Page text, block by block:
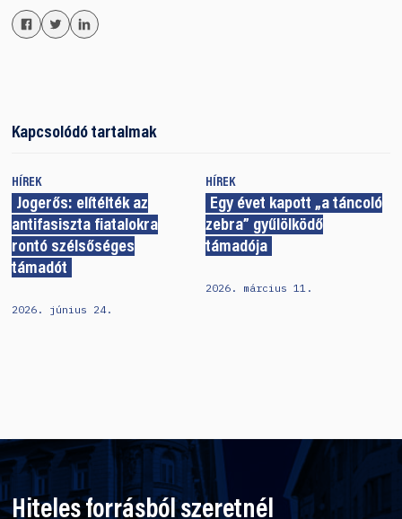
Kapcsolódó tartalmak
HÍREK
Jogerős: elítélték az
antifasiszta fiatalokra
rontó szélsőséges
támadót
2026. június 24.
HÍREK
Egy évet kapott „a táncoló
zebra” gyűlölködő
támadója
2026. március 11.
Hiteles forrásból szeretnél